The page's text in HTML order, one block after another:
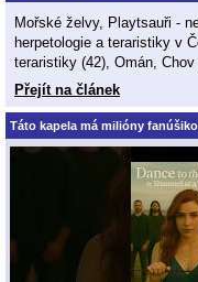
Mořské želvy, Playtsauři -
herpetologie a teraristiky v
teraristiky (42), Omán,
Přejít na článek
Táto kapela má milióny